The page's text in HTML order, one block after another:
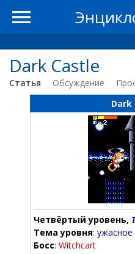
Dark Castle
Статья Обсуждение
Dark
Четвёртый уровень,
Тема уровня: ужасное
Босс: Witchcart